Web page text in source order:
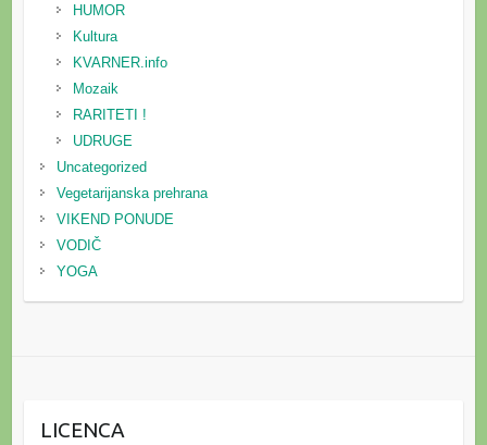
HUMOR
Kultura
KVARNER.info
Mozaik
RARITETI !
UDRUGE
Uncategorized
Vegetarijanska prehrana
VIKEND PONUDE
VODIČ
YOGA
LICENCA